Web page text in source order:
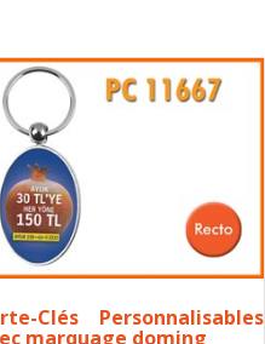
Clés Personnalisables
marquage doming